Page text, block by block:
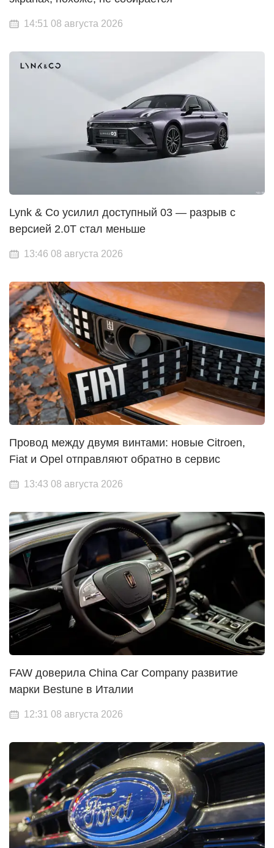
14:51 08 августа 2026
Lynk & Co усилил доступный 03 — разрыв с
версией 2.0T стал меньше
13:46 08 августа 2026
Провод между двумя винтами: новые Citroen,
Fiat и Opel отправляют обратно в сервис
13:43 08 августа 2026
FAW доверила China Car Company развитие
марки Bestune в Италии
12:31 08 августа 2026